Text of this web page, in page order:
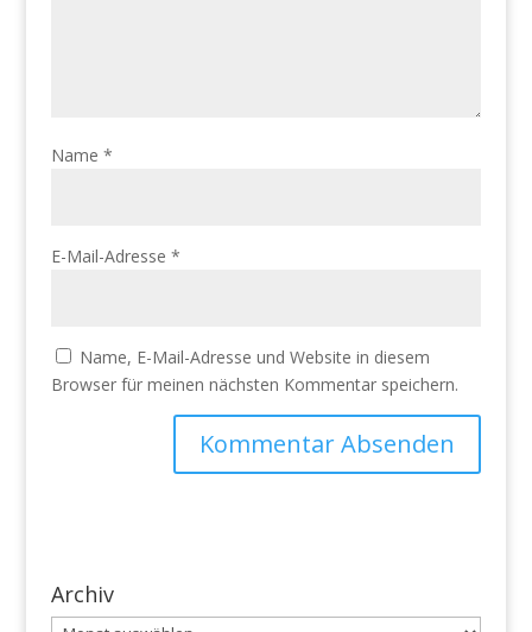
Name *
E-Mail-Adresse *
Name, E-Mail-Adresse und Website in diesem
Browser für meinen nächsten Kommentar speichern.
Archiv